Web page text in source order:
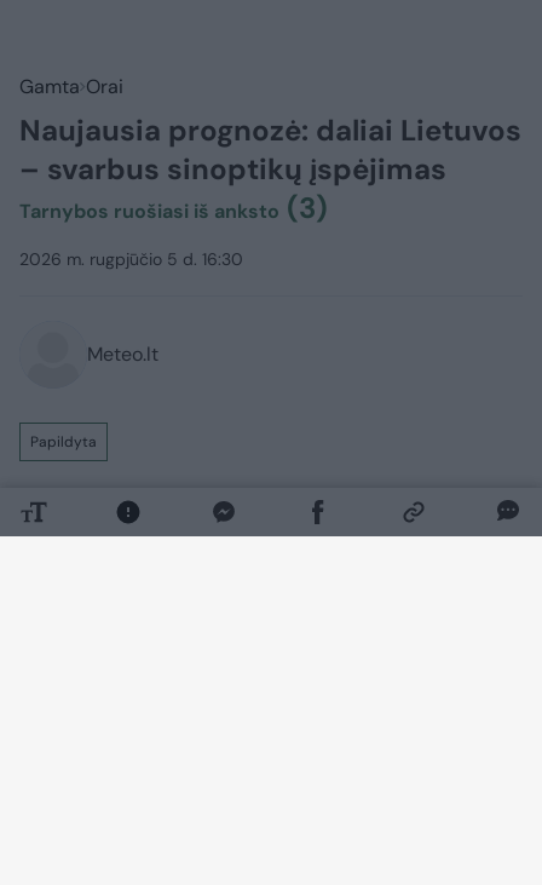
Gamta Orai
Naujausia prognozė: daliai Lietuvos
– svarbus sinoptikų įspėjimas
Tarnybos ruošiasi iš anksto (3)
2026 m. rugpjūčio 5 d. 16:30
Meteo.lt
Papildyta
Ateinančią parą – audringi orai.
Ketvirtadienio naktį vietomis trumpas